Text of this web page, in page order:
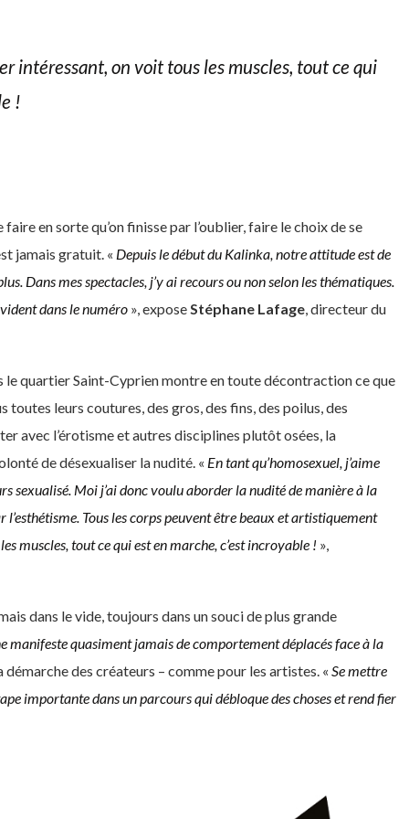
intéressant, on voit tous les muscles, tout ce qui
!
en sorte qu’on finisse par l’oublier, faire le choix de se
jamais gratuit. « Depuis le débutdu Kalinka, notreattitude est de
Dans mes spectacles, j’y ai recoursou non selon les thématiques.
dans le numéro », expose Stéphane Lafage , directeur du
le quartier Saint-Cyprien montre en toute décontraction ce que
leurs coutures, des gros, des fins, des poilus, des
avec l’érotisme et autres disciplines plutôt osées, la
de désexualiser la nudité. « En tant qu’homosexuel, j’aime
sexualisé. Moi j’ai doncvoulu aborder la nudité de manière àla
l’esthétisme. Tous lescorps peuvent être beaux et artistiquement
muscles, toutce qui est en marche, c’est incroyable ! »,
dans le vide, toujours dans un souci de plus grande
manifeste quasiment jamais de comportement déplacésface à la
des créateurs – comme pour les artistes. « Se mettre
importante dans un parcours qui débloquedes choses et rend fier